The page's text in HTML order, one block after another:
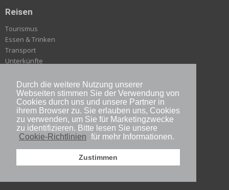
Durch die weitere Nutzung unserer
Webseiten stimmen Sie der Verwendung von
Cookies durch uns und unsere Partner in
ihrem Browser zu. Sie erlauben uns, Cookies
zu verwenden, um Sie für Marketingzwecke
zu identifizieren. Bitte lesen Sie unsere
Cookie-Richtlinien für mehr Informationen.
Zustimmen
Reisen
Tourismus
Essen & Trinken
Transport
Unterkünfte
Stadtführer
Alltag
Sprache
Gesundheit
Verhalten
Langfristig in Japan